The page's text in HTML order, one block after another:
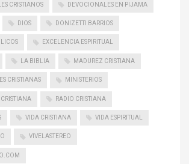
CRISTIANOS DEVOCIONALES EN PIJAMA
DIOS DONIZETTI BARRIOS
EXCELENCIA ESPIRITUAL
LA BIBLIA MADUREZ CRISTIANA
CRISTIANAS MINISTERIOS
RADIO CRISTIANA
VIDA CRISTIANA VIDA ESPIRITUAL
VIVELASTEREO